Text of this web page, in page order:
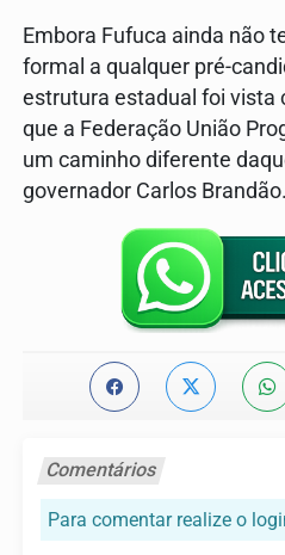
Embora Fufuca ainda não
formal a qualquer pré-
estrutura estadual foi vista
que a Federação União
um caminho diferente
governador Carlos Brandão.
Comentários
Para comentar realize o